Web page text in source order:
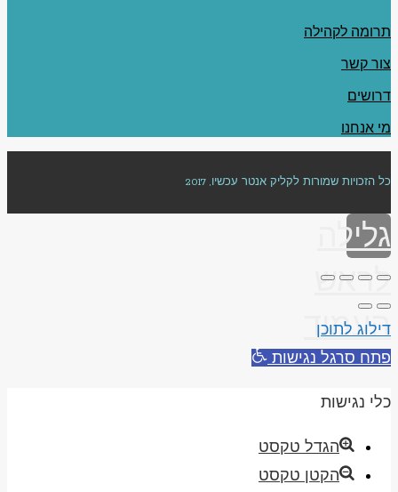
תרומה לקהילה
צור קשר
דרושים
מי אנחנו
כל הזכויות שמורות לקליק אנטר עכשיו, 2017
גלילה
לראש
העמוד
דילוג לתוכן
פתח סרגל נגישות
כלי נגישות
הגדל טקסט
הקטן טקסט